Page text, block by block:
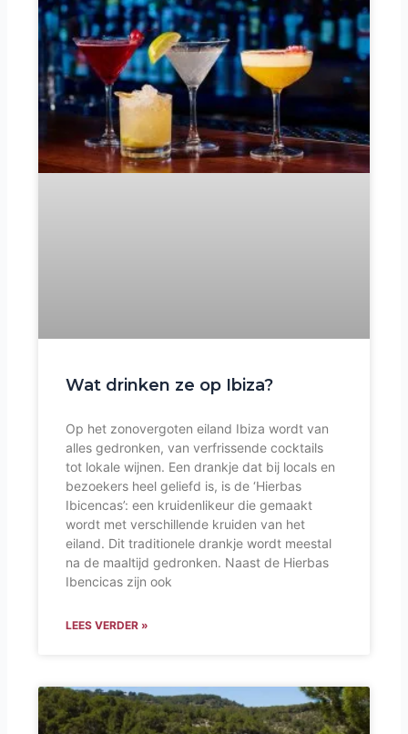
Wat drinken ze op Ibiza?
Op het zonovergoten eiland Ibiza wordt van
alles gedronken, van verfrissende cocktails
tot lokale wijnen. Een drankje dat bij locals en
bezoekers heel geliefd is, is de ‘Hierbas
Ibicencas’: een kruidenlikeur die gemaakt
wordt met verschillende kruiden van het
eiland. Dit traditionele drankje wordt meestal
na de maaltijd gedronken. Naast de Hierbas
Ibencicas zijn ook
LEES VERDER »